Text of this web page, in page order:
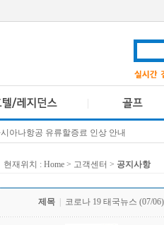
아나항공 유류할증료 인상 안내
현재위치 : Home > 고객센터 > 공지사항
제목 코로나 19 태국뉴스 (07/06)